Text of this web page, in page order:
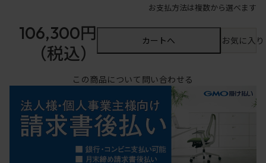
お支払方法は複数から選べます
106,300円
（税込）
カートへ お気に入
この商品について問い合わせる